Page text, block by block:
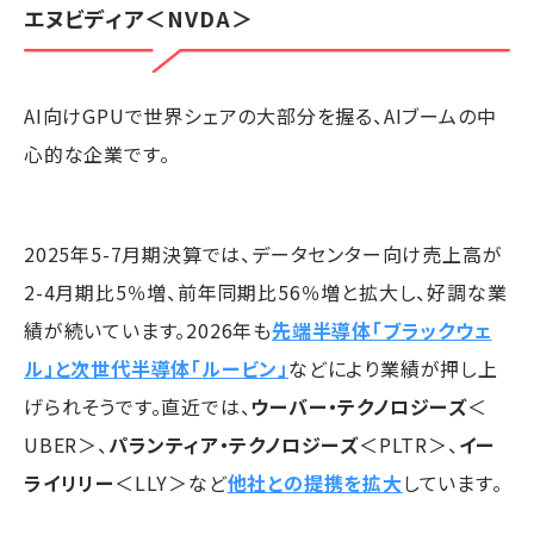
エヌビディア＜NVDA＞
AI向けGPUで世界シェアの大部分を握る、AIブームの中
心的な企業です。
2025年5-7月期決算では、データセンター向け売上高が
2-4月期比5％増、前年同期比56％増と拡大し、好調な業
績が続いています。2026年も先端半導体「ブラックウェ
ル」と次世代半導体「ルービン」などにより業績が押し上
げられそうです。直近では、ウーバー・テクノロジーズ＜
UBER＞、パランティア・テクノロジーズ＜PLTR＞、イー
ライリリー＜LLY＞など他社との提携を拡大しています。